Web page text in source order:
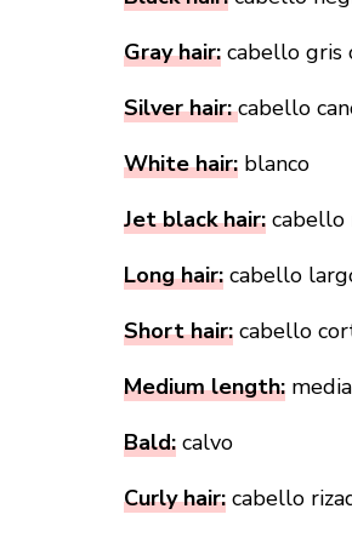
Gray hair: cabello gris
Silver hair:cabello
White hair: blanco
Jet black hair: cabello
Long hair: cabello
Short hair: cabello
Medium length:
Bald: calvo
Curly hair: cabello